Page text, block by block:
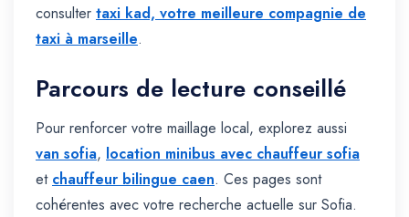
consulter taxi kad, votre meilleure compagnie de
taxi à marseille.
Parcours de lecture conseillé
Pour renforcer votre maillage local, explorez aussi
van sofia, location minibus avec chauffeur sofia
et chauffeur bilingue caen. Ces pages sont
cohérentes avec votre recherche actuelle sur Sofia.